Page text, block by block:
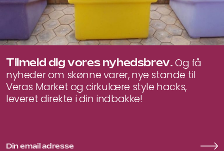
Tilmeld dig vores nyhedsbrev.Og få
nyheder om skønne varer, nye stande til
Veras Market og cirkulære style hacks,
leveret direkte i din indbakke!